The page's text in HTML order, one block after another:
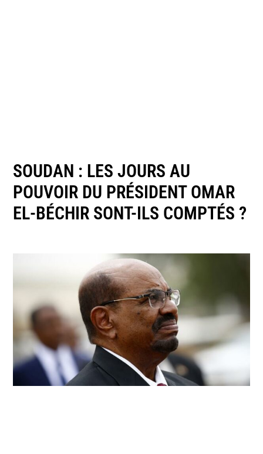
SOUDAN : LES JOURS AU
POUVOIR DU PRÉSIDENT OMAR
EL-BÉCHIR SONT-ILS COMPTÉS ?